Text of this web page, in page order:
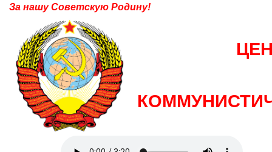
За нашу Советскую Родину!